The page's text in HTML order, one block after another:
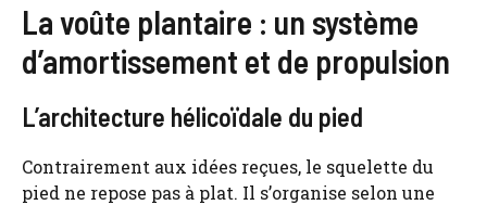
La voûte plantaire : un système
d’amortissement et de propulsion
L’architecture hélicoïdale du pied
Contrairement aux idées reçues, le squelette du
pied ne repose pas à plat. Il s’organise selon une